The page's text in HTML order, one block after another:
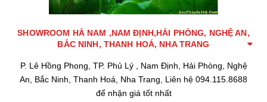
SHOWROOM HÀ NAM ,NAM ĐỊNH,HẢI PHÒNG, NGHỆ AN,
BẮC NINH, THANH HOÁ, NHA TRANG
P. Lê Hồng Phong, TP. Phủ Lý , Nam Định, Hải Phòng, Nghệ
An, Bắc Ninh, Thanh Hoá, Nha Trang, Liên hệ 094.115.8688
để nhận giá tốt nhất